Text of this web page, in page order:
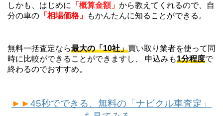
しかも、はじめに 「概算金額」 から教えてくれるので、自
分の車の 「相場価格」 もかんたんに知ることができる。
無料一括査定なら最大の「10社」買い取り業者を使って同
時に比較ができることができますし、 申込みも1分程度で
終わるのでおすすめ。
►►45秒でできる、無料の「ナビクル車査定」